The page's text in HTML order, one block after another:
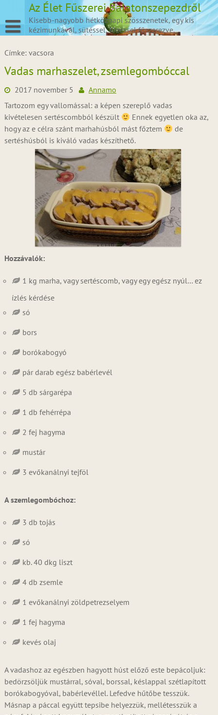
content
Az Élet Fűszerei Balatonszepezdről
Kisebb-nagyobb hétköznapi szösszenetek, egy kis
kézimunkával, sütéssel, főzéssel fűszerezve.
Címke: vacsora
Vadas marhaszelet, zsemlegombóccal
2017 november 5
Annamo
Tartozom egy vallomással: a képen szereplő vadas
kivételesen sertéscombból készült
Ennek egyetlen oka az,
hogy az e célra szánt marhahúsból mást főztem
de
sertéshúsból is kiváló vadas készíthető.
Hozzávalók:
1 kg marha, vagy sertéscomb, vagy egy egész nyúl… ez
ízlés kérdése
só
bors
borókabogyó
pár darab egész babérlevél
5 db sárgarépa
1 db fehérrépa
2 fej hagyma
mustár
3 evőkanálnyi tejföl
A szemlegombóchoz:
3 db tojás
só
kb. 40 dkg liszt
4 db zsemle
1 evőkanálnyi zöldpetrezselyem
1 fej hagyma
kevés olaj
A vadashoz az egészben hagyott húst előző este bepácoljuk:
bedörzsöljük mustárral, sóval, borssal, késlappal szétlapított
borókabogyóval, babérlevéllel. Lefedve hűtőbe tesszük.
Másnap a páccal együtt tepsibe helyezzük, mellétesszük a